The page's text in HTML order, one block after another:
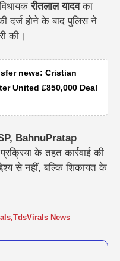
रीतलाल यादवका
दर्ज होने के बाद पुलिस ने
की।
news: Cristian
United £850,000 Deal
BahnuPratap
के तहत कार्रवाई की
से नहीं, बल्कि शिकायत के
,TdsVirals News